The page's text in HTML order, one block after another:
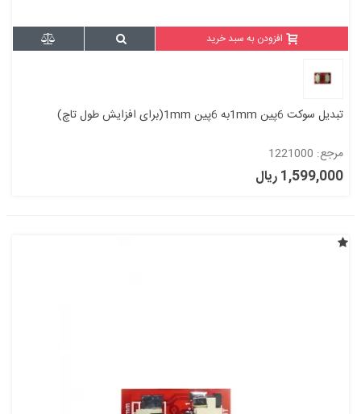
افزودن به سبد خرید
تبدیل سوکت 6پین 1mmبه 6پین 1mm(برای افزایش طول تاچ)
مرجع: 1221000
1,599,000 ریال